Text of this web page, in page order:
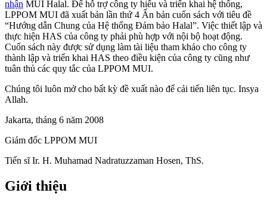
nhận MUI Halal. Để hỗ trợ công ty hiểu và triển khai hệ thống,
LPPOM MUI đã xuất bản lần thứ 4 Ấn bản cuốn sách với tiêu đề
“Hướng dẫn Chung của Hệ thống Đảm bảo Halal”. Việc thiết lập và
thực hiện HAS của công ty phải phù hợp với nội bộ hoạt động.
Cuốn sách này được sử dụng làm tài liệu tham khảo cho công ty
thành lập và triển khai HAS theo điều kiện của công ty cũng như
tuân thủ các quy tắc của LPPOM MUI.
Chúng tôi luôn mở cho bất kỳ đề xuất nào để cải tiến liên tục. Insya
Allah.
Jakarta, tháng 6 năm 2008
Giám đốc LPPOM MUI
Tiến sĩ Ir. H. Muhamad Nadratuzzaman Hosen, ThS.
Giới thiệu